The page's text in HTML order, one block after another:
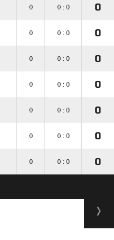
0 0 : 0 0
0 0 : 0 0
0 0 : 0 0
0 0 : 0 0
0 0 : 0 0
0 0 : 0 0
0 0 : 0 0